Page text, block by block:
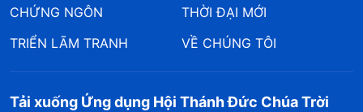
CHỨNG NGÔN
THỜI ĐẠI MỚI
TRIỂN LÃM TRANH
VỀ CHÚNG TÔI
Tải xuống Ứng dụng Hội Thánh Đức Chúa Trời